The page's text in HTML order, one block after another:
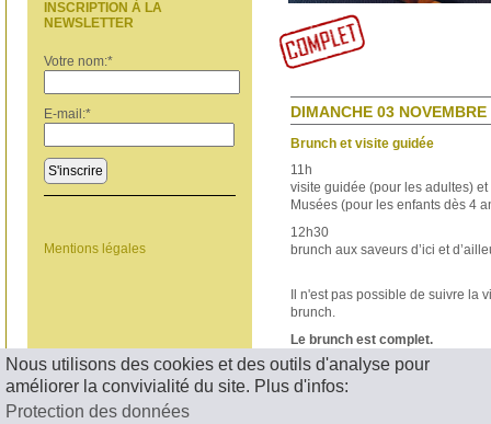
Nous utilisons des cookies et des outils d'analyse pour
améliorer la convivialité du site. Plus d'infos:
Protection des données
INSCRIPTION À LA
NEWSLETTER
Votre nom:*
E-mail:*
S'inscrire
Mentions légales
DIMANCHE 03
Brunch et visite guidée
11h
visite guidée (pour les adultes)
Musées (pour les enfants dès 4
12h30
brunch aux saveurs d’ici et
Il n'est pas possible de suivre la
brunch.
Le brunch est complet.
< RETOUR